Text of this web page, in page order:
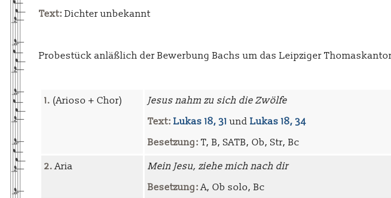
Text: Dichter unbekannt
Probestück anläßlich der Bewerbung Bachs um das Leipziger
1. (Arioso + Chor)
Jesus nahm zu sich die Zwölfe
Text: Lukas 18, 31 und Lukas 18, 34
Besetzung: T, B, SATB, Ob, Str, Bc
2.Aria
Mein Jesu, ziehe mich nach dir
Besetzung:A, Ob solo, Bc